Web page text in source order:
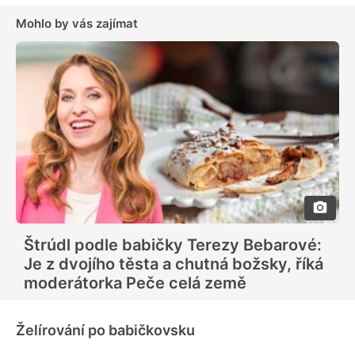
Mohlo by vás zajímat
Štrúdl podle babičky Terezy Bebarové:
Je z dvojího těsta a chutná božsky, říká
moderátorka Peče celá země
Želírování po babičkovsku